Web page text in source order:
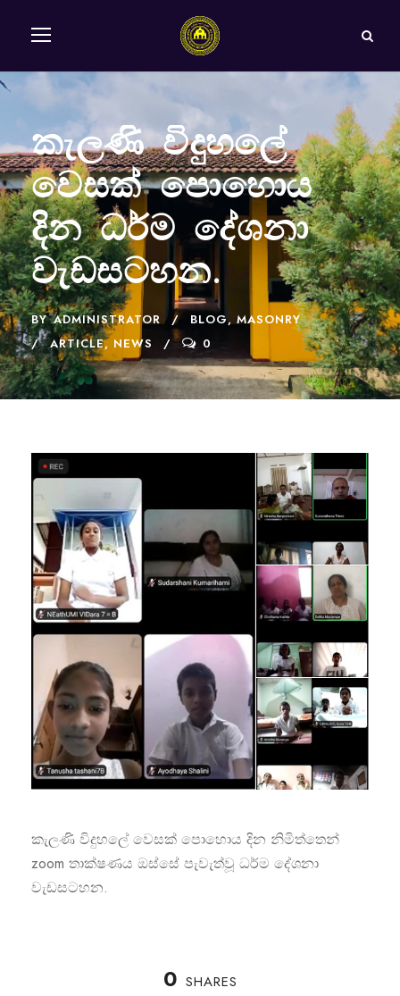
කැලණි විදුහලේ
වෙසක් පොහොය
දින ධර්ම දේශනා
වැඩසටහන.
BY ADMINISTRATOR BLOG, MASONRY
ARTICLE, NEWS 0
කැලණි විදුහලේ වෙසක් පොහොය දින නිමිත්තෙන්
zoom තාක්ෂණය ඔස්සේ පැවැත්වූ ධර්ම දේශනා
වැඩසටහන.
0 SHARES